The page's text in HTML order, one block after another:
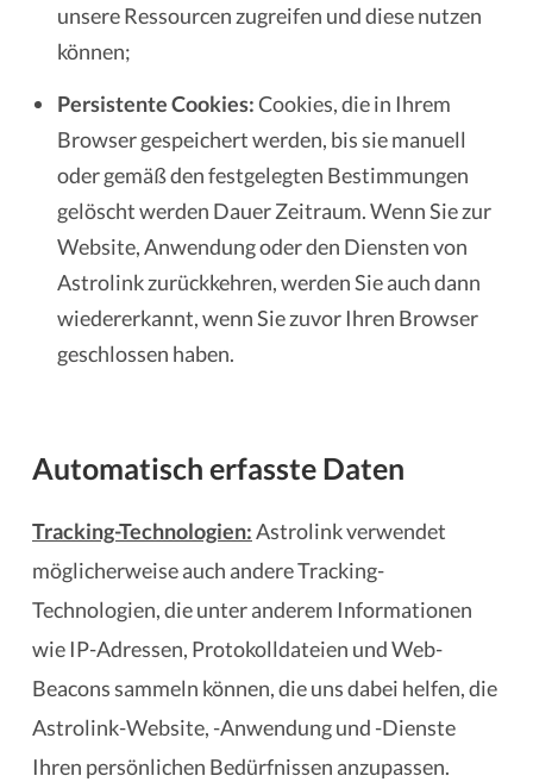
unsere Ressourcen zugreifen und diese nutzen
können;
Persistente Cookies:Cookies, die in Ihrem
Browser gespeichert werden, bis sie manuell
oder gemäß den festgelegten Bestimmungen
gelöscht werden Dauer Zeitraum. Wenn Sie zur
Website, Anwendung oder den Diensten von
Astrolink zurückkehren, werden Sie auch dann
wiedererkannt, wenn Sie zuvor Ihren Browser
geschlossen haben.
Automatisch erfasste Daten
Tracking-Technologien:Astrolink verwendet
möglicherweise auch andere Tracking-
Technologien, die unter anderem Informationen
wie IP-Adressen, Protokolldateien und Web-
Beacons sammeln können, die uns dabei helfen, die
Astrolink-Website, -Anwendung und -Dienste
Ihren persönlichen Bedürfnissen anzupassen.